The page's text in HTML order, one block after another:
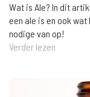
Wat is Ale? In dit
een ale is en ook
nodige van op!
Verder lezen